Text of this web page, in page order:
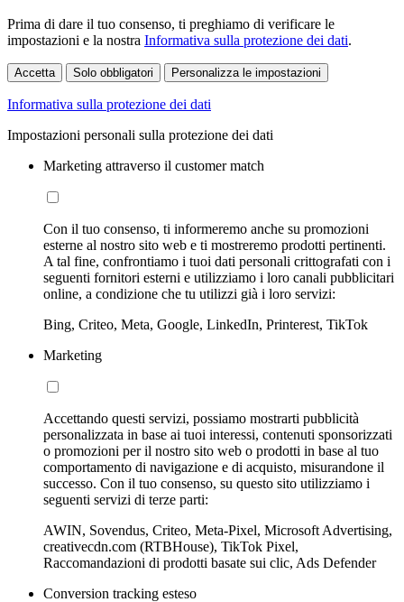
Prima di dare il tuo consenso, ti preghiamo di verificare le
impostazioni e la nostra Informativa sulla protezione dei dati.
Accetta Solo obbligatori Personalizza le impostazioni
Informativa sulla protezione dei dati
Impostazioni personali sulla protezione dei dati
Marketing attraverso il customer match
Con il tuo consenso, ti informeremo anche su promozioni
esterne al nostro sito web e ti mostreremo prodotti pertinenti.
A tal fine, confrontiamo i tuoi dati personali crittografati con i
seguenti fornitori esterni e utilizziamo i loro canali pubblicitari
online, a condizione che tu utilizzi già i loro servizi:
Bing, Criteo, Meta, Google, LinkedIn, Printerest, TikTok
Marketing
Accettando questi servizi, possiamo mostrarti pubblicità
personalizzata in base ai tuoi interessi, contenuti sponsorizzati
o promozioni per il nostro sito web o prodotti in base al tuo
comportamento di navigazione e di acquisto, misurandone il
successo. Con il tuo consenso, su questo sito utilizziamo i
seguenti servizi di terze parti:
AWIN, Sovendus, Criteo, Meta-Pixel, Microsoft Advertising,
creativecdn.com (RTBHouse), TikTok Pixel,
Raccomandazioni di prodotti basate sui clic, Ads Defender
Conversion tracking esteso